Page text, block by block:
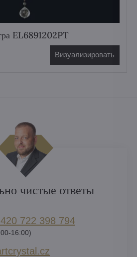
EL6891202PT
Визуализировать
чистые ответы
722 398 794​
16:00)